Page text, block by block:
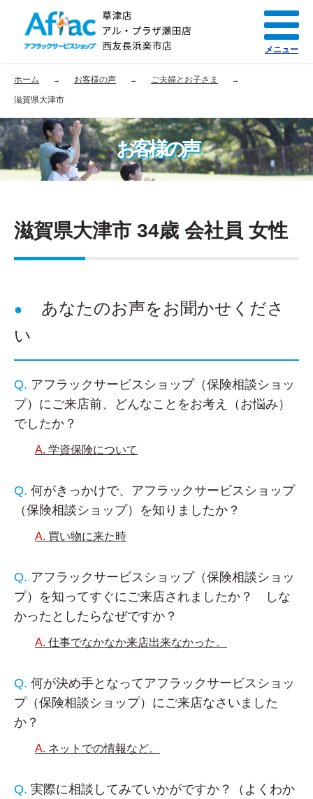
ホーム お客様の声 ご夫婦とお子さま
滋賀県大津市
お客様の声
滋賀県大津市 34歳 会社員 女性
あなたのお声をお聞かせくださ
い
アフラックサービスショップ（保険相談ショッ
プ）にご来店前、どんなことをお考え（お悩み）
でしたか？
学資保険について
何がきっかけで、アフラックサービスショップ
（保険相談ショップ）を知りましたか？
買い物に来た時
アフラックサービスショップ（保険相談ショッ
プ）を知ってすぐにご来店されましたか？ しな
かったとしたらなぜですか？
仕事でなかなか来店出来なかった。
何が決め手となってアフラックサービスショッ
プ（保険相談ショップ）にご来店なさいました
か？
ネットでの情報など。
実際に相談してみていかがですか？（よくわか
メニュー